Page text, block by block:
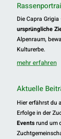
Die Capra
ursprüngliche
Alpenraum,
Kulturerbe.
mehr erfahren
Aktuelle
Hier erfährst du
Erfolge in der
Eventsrund um